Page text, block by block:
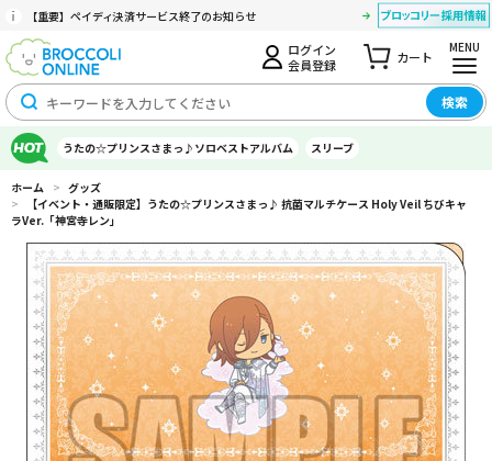
【重要】ペイディ決済サービス終了のお知らせ
ログイン
会員登録
カート
MENU
検索
うたの☆プリンスさまっ♪ソロベストアルバム スリーブ
ホーム > グッズ
>
【イベント・通販限定】うたの☆プリンスさまっ♪ 抗菌マルチケース Holy Veil ちびキャ
ラVer.「神宮寺レン」